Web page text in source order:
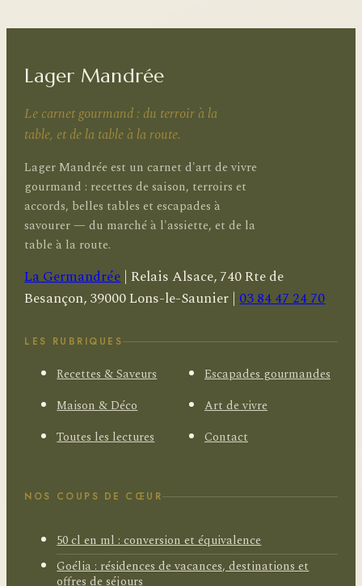
Lager Mandrée
Le carnet gourmand : du terroir à la
table, et de la table à la route.
Lager Mandrée est un carnet d'art de vivre
gourmand : recettes de saison, terroirs et
accords, belles tables et escapades à
savourer — du marché à l'assiette, et de la
table à la route.
La Germandrée| Relais Alsace, 740 Rte de
Besançon, 39000 Lons-le-Saunier |03 84 47 24 70
LES RUBRIQUES
Recettes & Saveurs
Escapades gourmandes
Maison & Déco
Art de vivre
Toutes les lectures
Contact
NOS COUPS DE CŒUR
50 cl en ml : conversion et équivalence
Goélia : résidences de vacances, destinations et
offres de séjours